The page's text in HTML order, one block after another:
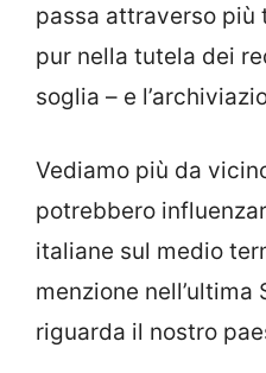
passa attraverso più
pur nella tutela dei
soglia – e
Vediamo più da
potrebbero
italiane sul medio
menzione nell’ultima
riguarda il nostro